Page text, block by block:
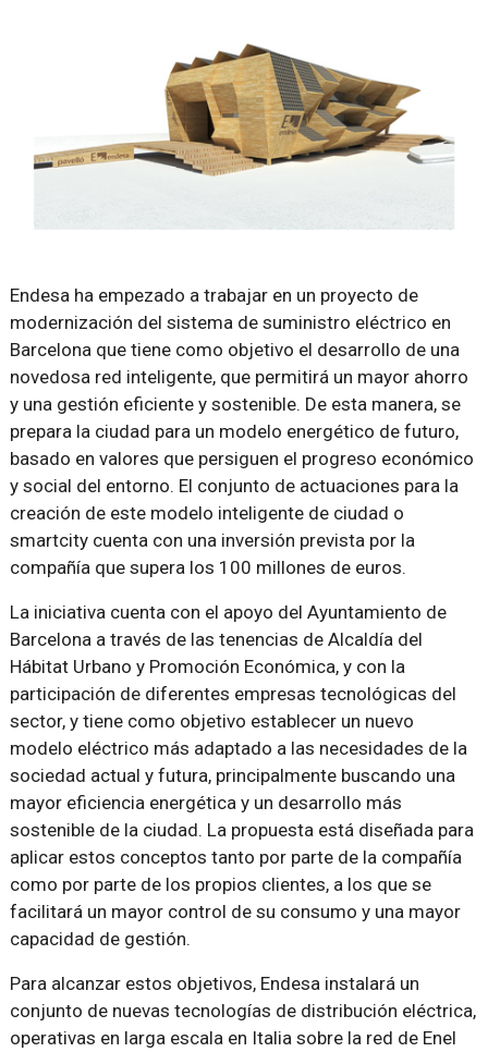
Endesa ha empezado a trabajar en un proyecto de
modernización del sistema de suministro eléctrico en
Barcelona que tiene como objetivo el desarrollo de una
novedosa red inteligente, que permitirá un mayor ahorro
y una gestión eficiente y sostenible. De esta manera, se
prepara la ciudad para un modelo energético de futuro,
basado en valores que persiguen el progreso económico
y social del entorno. El conjunto de actuaciones para la
creación de este modelo inteligente de ciudad o
smartcity cuenta con una inversión prevista por la
compañía que supera los 100 millones de euros.
La iniciativa cuenta con el apoyo del Ayuntamiento de
Barcelona a través de las tenencias de Alcaldía del
Hábitat Urbano y Promoción Económica, y con la
participación de diferentes empresas tecnológicas del
sector, y tiene como objetivo establecer un nuevo
modelo eléctrico más adaptado a las necesidades de la
sociedad actual y futura, principalmente buscando una
mayor eficiencia energética y un desarrollo más
sostenible de la ciudad. La propuesta está diseñada para
aplicar estos conceptos tanto por parte de la compañía
como por parte de los propios clientes, a los que se
facilitará un mayor control de su consumo y una mayor
capacidad de gestión.
Para alcanzar estos objetivos, Endesa instalará un
conjunto de nuevas tecnologías de distribución eléctrica,
operativas en larga escala en Italia sobre la red de Enel